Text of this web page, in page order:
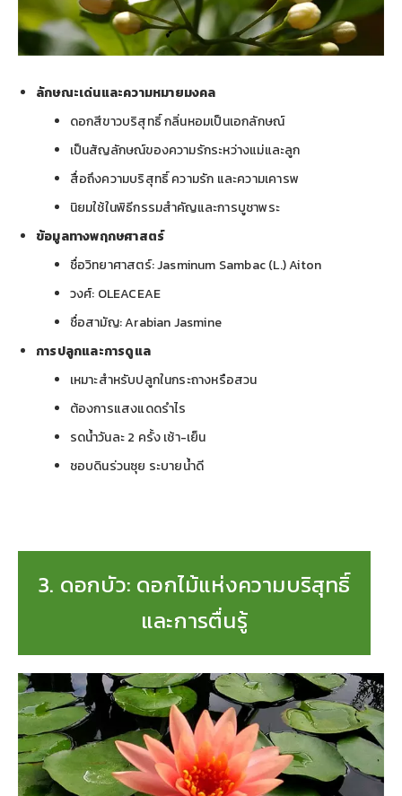
ลักษณะเด่นและความหมายมงคล
ดอกสีขาวบริสุทธิ์ กลิ่นหอมเป็นเอกลักษณ์
เป็นสัญลักษณ์ของความรักระหว่างแม่และลูก
สื่อถึงความบริสุทธิ์ ความรัก และความเคารพ
นิยมใช้ในพิธีกรรมสำคัญและการบูชาพระ
ข้อมูลทางพฤกษศาสตร์
ชื่อวิทยาศาสตร์: Jasminum Sambac (L.) Aiton
วงศ์: OLEACEAE
ชื่อสามัญ: Arabian Jasmine
การปลูกและการดูแล
เหมาะสำหรับปลูกในกระถางหรือสวน
ต้องการแสงแดดรำไร
รดน้ำวันละ 2 ครั้ง เช้า-เย็น
ชอบดินร่วนซุย ระบายน้ำดี
3. ดอกบัว: ดอกไม้แห่งความบริสุทธิ์
และการตื่นรู้